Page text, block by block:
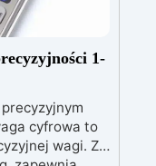
1-
cyfrowa to
wagi. Z